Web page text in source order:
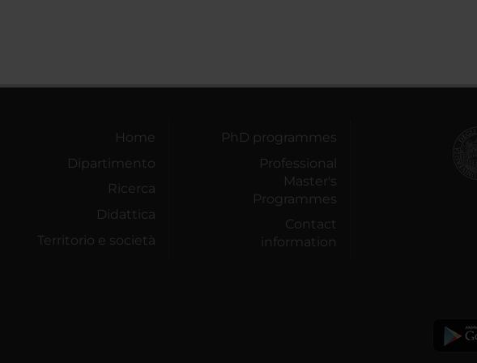
Home
Dipartimento
Ricerca
Didattica
Territorio e società
PhD programmes
Professional
Master's
Programmes
Contact
information